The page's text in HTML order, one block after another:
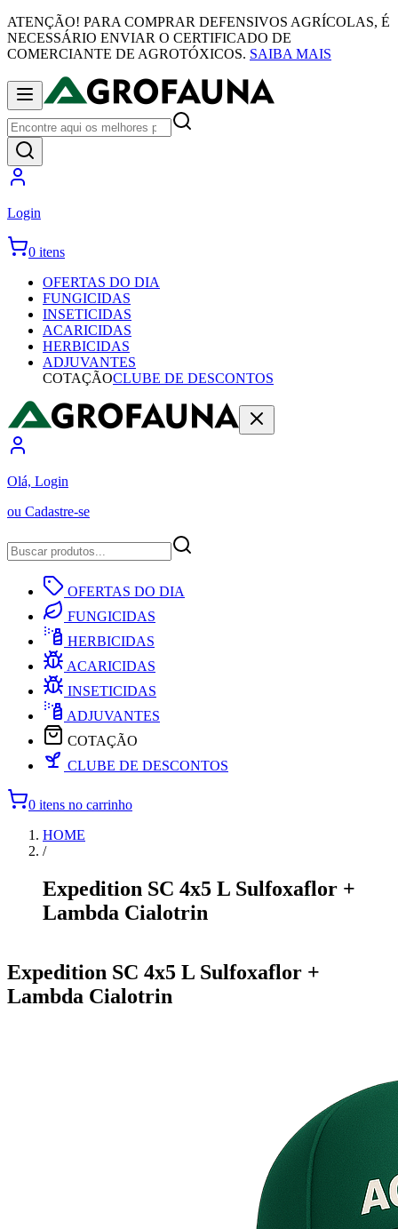
ATENÇÃO! PARA COMPRAR DEFENSIVOS AGRÍCOLAS, É
NECESSÁRIO ENVIAR O CERTIFICADO DE
COMERCIANTE DE AGROTÓXICOS. SAIBA MAIS
Login
0 itens
OFERTAS DO DIA
FUNGICIDAS
INSETICIDAS
ACARICIDAS
HERBICIDAS
ADJUVANTES
COTAÇÃOCLUBE DE DESCONTOS
Olá, Login
ou Cadastre-se
OFERTAS DO DIA
FUNGICIDAS
HERBICIDAS
ACARICIDAS
INSETICIDAS
ADJUVANTES
COTAÇÃO
CLUBE DE DESCONTOS
0 itens no carrinho
HOME
/
Expedition SC 4x5 L Sulfoxaflor +
Lambda Cialotrin
1
of
Expedition SC 4x5 L Sulfoxaflor +
Lambda Cialotrin